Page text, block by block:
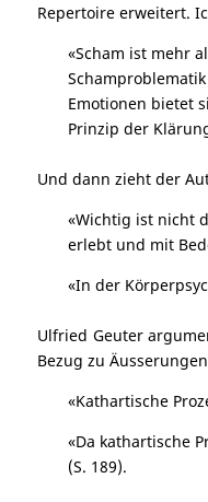
Repertoire erweitert.
«Scham ist mehr
Emotionen bietet
Prinzip der
Und dann zieht der
«Wichtig ist nicht
erlebt und mit
«In der
Ulfried Geuter
Bezug zu
«Kathartische
«Da kathartische
(S. 189).